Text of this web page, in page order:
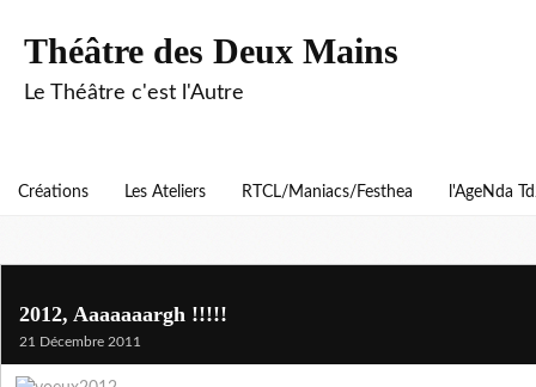
Théâtre des Deux Mains
Le Théâtre c'est l'Autre
Créations Les Ateliers RTCL/Maniacs/Festhea l'AgeNda
2012, Aaaaaaargh !!!!!
21 Décembre 2011